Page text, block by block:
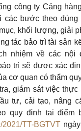
công ty Cảng
các bước theo đúng
khối lượng, giải
tác bảo trì tài sản
nhiệm về các nội
trì sẽ được xác
cơ quan có thẩm
giám sát việc thực
tư, cải tạo, nâng
quy định tại
2021/TT-BGTVTngày